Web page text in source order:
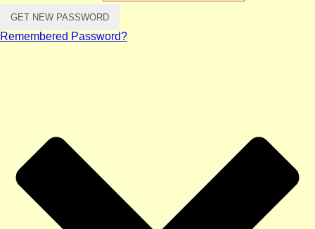
Remembered Password?